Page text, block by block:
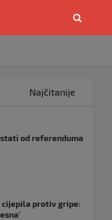
Najčitanije
od referenduma
cijepila protiv gripe: